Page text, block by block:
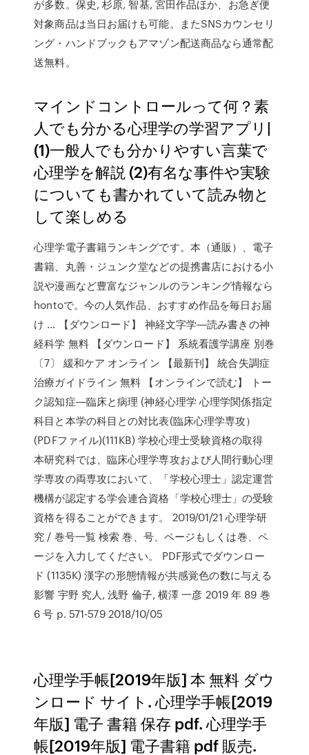
が多数。保史, 杉原, 智基, 宮田作品ほか、お急ぎ便
対象商品は当日お届けも可能。またSNSカウンセリ
ング・ハンドブックもアマゾン配送商品なら通常配
送無料。
マインドコントロールって何？素
人でも分かる心理学の学習アプリ|
(1)一般人でも分かりやすい言葉で
心理学を解説 (2)有名な事件や実験
についても書かれていて読み物と
して楽しめる
心理学電子書籍ランキングです。本（通販）、電子
書籍、丸善・ジュンク堂などの提携書店における小
説や漫画など豊富なジャンルのランキング情報なら
hontoで。今の人気作品、おすすめ作品を毎日お届
け … 【ダウンロード】 神経文字学―読み書きの神
経科学 無料 【ダウンロード】 系統看護学講座 別巻
〔7〕 緩和ケア オンライン 【最新刊】 統合失調症
治療ガイドライン 無料 【オンラインで読む】 トー
ク認知症―臨床と病理 (神経心理学 心理学関係指定
科目と本学の科目との対比表(臨床心理学専攻）
(PDFファイル)(111KB) 学校心理士受験資格の取得
本研究科では、臨床心理学専攻および人間行動心理
学専攻の両専攻において、「学校心理士」認定運営
機構が認定する学会連合資格「学校心理士」の受験
資格を得ることができます。 2019/01/21 心理学研
究 / 巻号一覧 検索 巻、号、ページもしくは巻、ペ
ージを入力してください。 PDF形式でダウンロー
ド (1135K) 漢字の形態情報が共感覚色の数に与える
影響 宇野 究人, 浅野 倫子, 横澤 一彦 2019 年 89 巻
6 号 p. 571-579 2018/10/05
心理学手帳[2019年版] 本 無料 ダウ
ンロード サイト. 心理学手帳[2019
年版] 電子 書籍 保存 pdf. 心理学手
帳[2019年版] 電子書籍 pdf 販売.